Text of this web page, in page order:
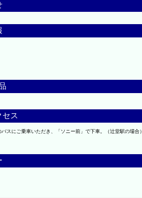
セス
にご乗車いただき、「ソニー前」で下車。（辻堂駅の場